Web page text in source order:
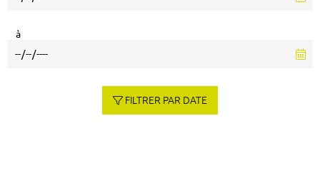
à
FILTRER PAR DATE